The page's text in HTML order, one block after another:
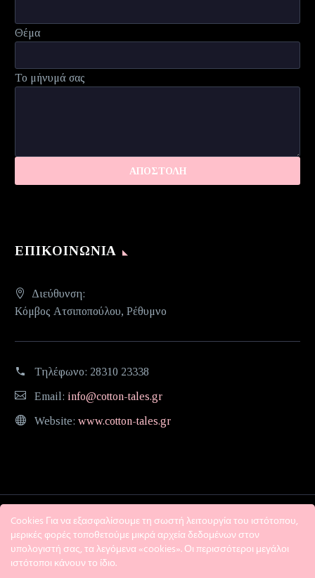
Θέμα
Το μήνυμά σας
ΕΠΙΚΟΙΝΩΝΊΑ
Διεύθυνση:
Κόμβος Ατσιποπούλου, Ρέθυμνο
Τηλέφωνο: 28310 23338
Email: info@cotton-tales.gr
Website: www.cotton-tales.gr
Cookies Για να εξασφαλίσουμε τη σωστή λειτουργία του ιστότοπου,
μερικές φορές τοποθετούμε μικρά αρχεία δεδομένων στον
υπολογιστή σας, τα λεγόμενα «cookies». Οι περισσότεροι μεγάλοι
ιστότοποι κάνουν το ίδιο.